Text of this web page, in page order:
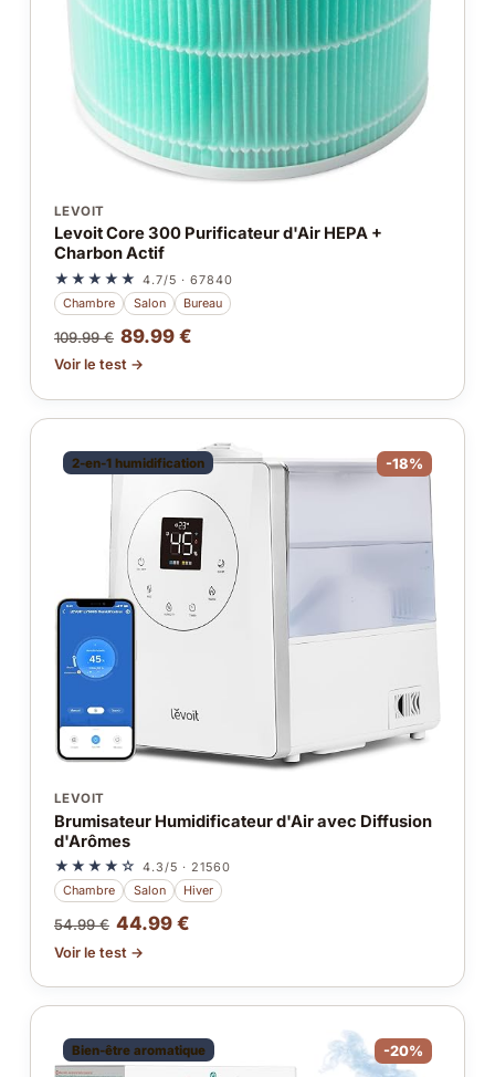
LEVOIT
Levoit Core 300 Purificateur d'Air HEPA +
Charbon Actif
★★★★★ 4.7/5 · 67840
Chambre
Salon Bureau
109.99 € 89.99 €
Voir le test →
2-en-1 humidification -18%
LEVOIT
Brumisateur Humidificateur d'Air avec Diffusion
d'Arômes
★★★★☆ 4.3/5 · 21560
Chambre
Salon Hiver
54.99 € 44.99 €
Voir le test →
Bien-être aromatique -20%